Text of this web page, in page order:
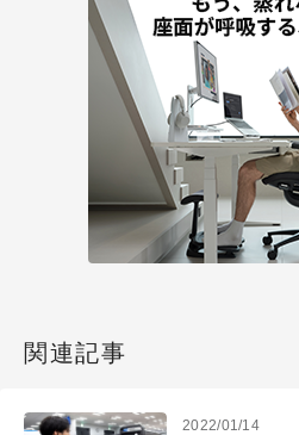
関連記事
2022/01/14